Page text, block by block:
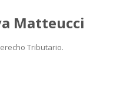
Matteucci
Tributario.